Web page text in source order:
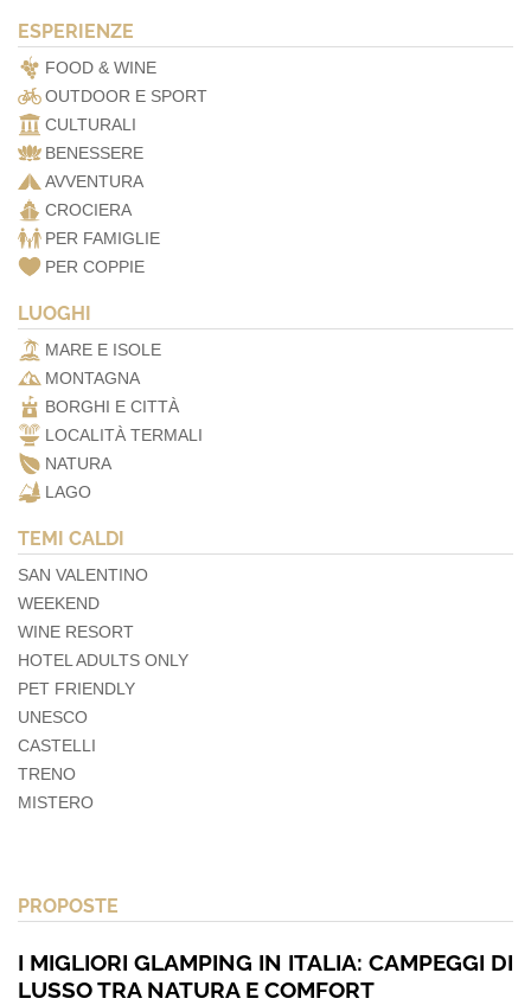
ESPERIENZE
FOOD & WINE
OUTDOOR E SPORT
CULTURALI
BENESSERE
AVVENTURA
CROCIERA
PER FAMIGLIE
PER COPPIE
LUOGHI
MARE E ISOLE
MONTAGNA
BORGHI E CITTÀ
LOCALITÀ TERMALI
NATURA
LAGO
TEMI CALDI
SAN VALENTINO
WEEKEND
WINE RESORT
HOTEL ADULTS ONLY
PET FRIENDLY
UNESCO
CASTELLI
TRENO
MISTERO
PROPOSTE
I MIGLIORI GLAMPING IN ITALIA: CAMPEGGI DI
LUSSO TRA NATURA E COMFORT